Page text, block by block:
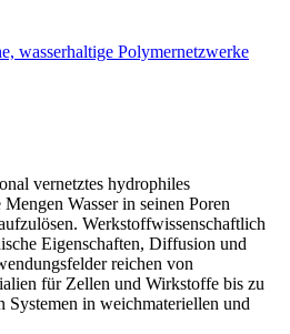
wasserhaltige Polymernetzwerke
vernetztes hydrophiles
Wasser in seinen Poren
Werkstoffwissenschaftlich
Eigenschaften, Diffusion und
reichen von
für Zellen und Wirkstoffe bis zu
Systemen in weichmateriellen und